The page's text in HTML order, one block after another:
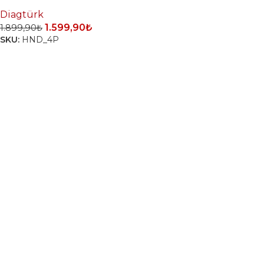
Diagtürk
1.899,90₺ 1.599,90₺
SKU: HND_4P